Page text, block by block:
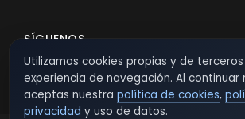
SÍGUENOS
Utilizamos cookies propias y de
experiencia de navegación. Al continuar
aceptas nuestra política de cookies,
privacidad y uso de datos.